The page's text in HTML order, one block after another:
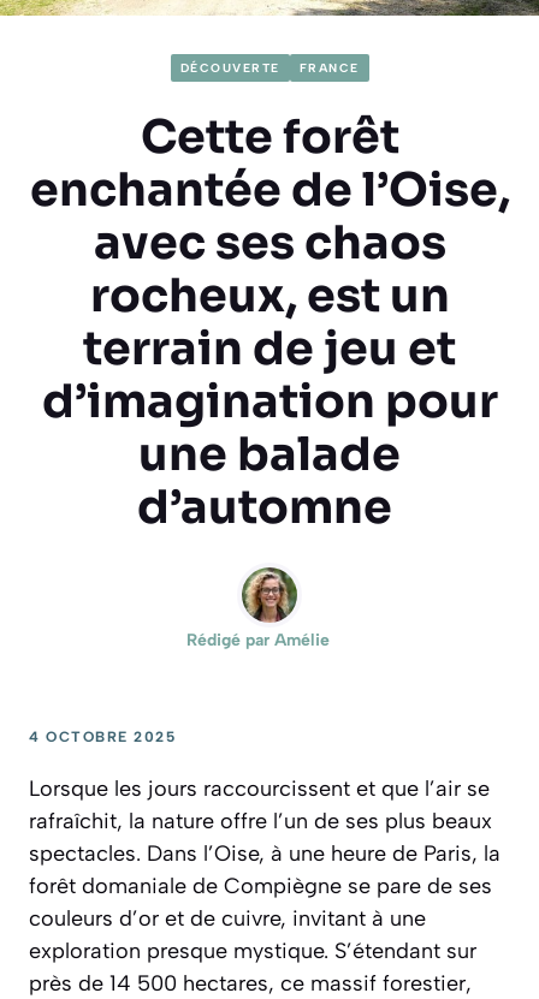
DÉCOUVERTE FRANCE
Cette forêt
enchantée de l’Oise,
avec ses chaos
rocheux, est un
terrain de jeu et
d’imagination pour
une balade
d’automne
Rédigé par Amélie
4 OCTOBRE 2025
Lorsque les jours raccourcissent et que l’air se
rafraîchit, la nature offre l’un de ses plus beaux
spectacles. Dans l’Oise, à une heure de Paris, la
forêt domaniale de Compiègne se pare de ses
couleurs d’or et de cuivre, invitant à une
exploration presque mystique. S’étendant sur
près de 14 500 hectares, ce massif forestier,